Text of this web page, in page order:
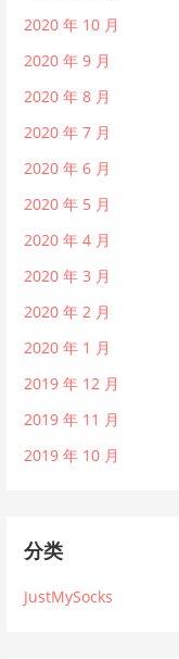
2020 年 10 月
2020 年 9 月
2020 年 8 月
2020 年 7 月
2020 年 6 月
2020 年 5 月
2020 年 4 月
2020 年 3 月
2020 年 2 月
2020 年 1 月
2019 年 12 月
2019 年 11 月
2019 年 10 月
分类
JustMySocks